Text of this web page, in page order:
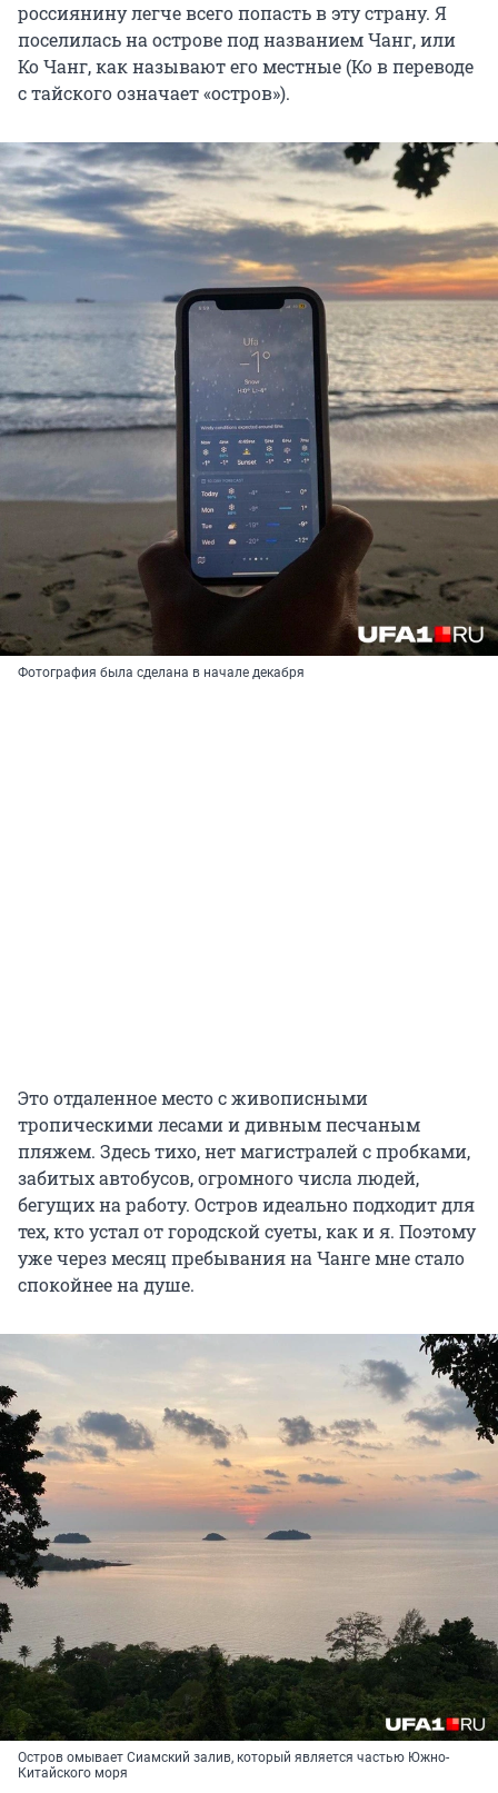
россиянину легче всего попасть в эту страну. Я
поселилась на острове под названием Чанг, или
Ко Чанг, как называют его местные (Ко в переводе
с тайского означает «остров»).
Фотография была сделана в начале декабря
Это отдаленное место с живописными
тропическими лесами и дивным песчаным
пляжем. Здесь тихо, нет магистралей с пробками,
забитых автобусов, огромного числа людей,
бегущих на работу. Остров идеально подходит для
тех, кто устал от городской суеты, как и я. Поэтому
уже через месяц пребывания на Чанге мне стало
спокойнее на душе.
Остров омывает Сиамский залив, который является частью Южно-
Китайского моря